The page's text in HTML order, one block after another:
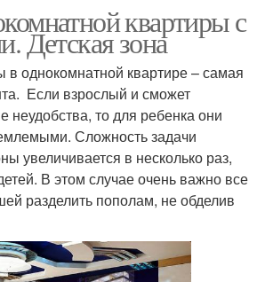
квартиры с
Детская зона
в однокомнатной квартире – самая
Если взрослый и сможет
неудобства, то для ребенка они
Сложность задачи
увеличивается в несколько раз,
В этом случае очень важно все
разделить пополам, не обделив